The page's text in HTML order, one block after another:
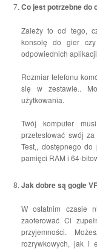
Co jest potrzebne do
Zależy to od tego,
konsolę do gier czy
odpowiednich
Rozmiar telefonu
się w zestawie..
użytkowania.
Twój komputer
przetestować swój
Test,, dostępnego
pamięci RAM i 64-
Jak dobre są gogle
W ostatnim czasie
zaoferować Ci
przyjemności.
rozrywkowych, jak i